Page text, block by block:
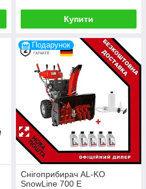
Купити
Подарунок
Снігоприбирач AL-KO
SnowLine 700 E